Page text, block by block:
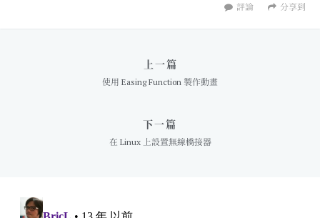
分享到
評論
上一篇
使用 Easing Function 製作動畫
下一篇
在 Linux 上設置無線橋接器